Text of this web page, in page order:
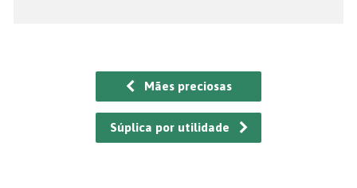
Mães preciosas
Súplica por utilidade